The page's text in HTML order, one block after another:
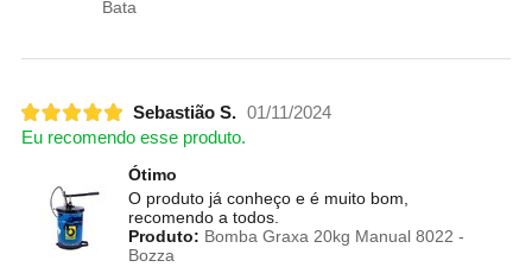
Bata
Sebastião S. 01/11/2024
Eu recomendo esse produto.
Ótimo
O produto já conheço e é muito bom,
recomendo a todos.
Produto: Bomba Graxa 20kg Manual 8022 -
Bozza